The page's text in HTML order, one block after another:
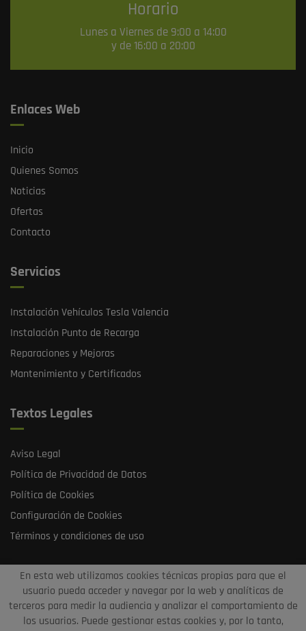
En esta web utilizamos cookies técnicas propias para que el
usuario pueda acceder y navegar por la web y analíticas de
terceros para medir la audiencia y analizar el comportamiento de
los usuarios. Puede gestionar estas cookies y, por lo tanto,
Horario
Lunes a Viernes de 9:00 a 14:00
y de 16:00 a 20:00
Enlaces Web
Inicio
Quienes Somos
Noticias
Ofertas
Contacto
Servicios
Instalación Vehículos Tesla Valencia
Instalación Punto de Recarga
Reparaciones y Mejoras
Mantenimiento y Certificados
Textos Legales
Aviso Legal
Política de Privacidad de Datos
Política de Cookies
Configuración de Cookies
Términos y condiciones de uso